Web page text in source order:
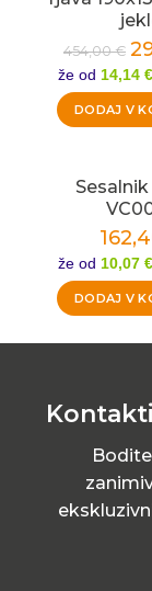
454,00€
že od 14,14 €
DODAJ V
že od 10,07 €
DODAJ V